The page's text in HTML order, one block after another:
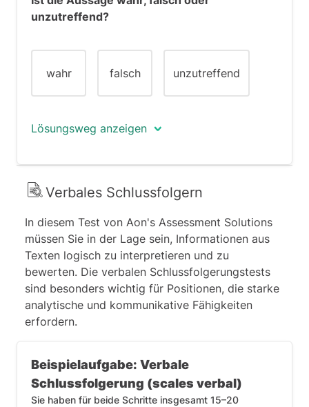
unzutreffend?
wahr falsch unzutreffend
Lösungsweg anzeigen
Umsatz tatsächlich im 1. Geschäftsjahr
Quartal bis zum Jahresende auf 3,55
Mio. Euro (4. Quartal) gestiegen ist. In
der Aussage ist von drei weiteren Jahren
die Rede. Die Grafik zeigt allerdings nur
zwei weitere Jahre an (blaue und grüne
Linie). Während dieser beiden Jahre
setzte sich der Trend zwar fort, es kann
jedoch nicht vorausgesetzt werden,
Geschäftsjahr der Fall war. Die
Informationen sind unzureichend.
Verbales Schlussfolgern
In diesem Test von Aon's Assessment Solutions
müssen Sie in der Lage sein, Informationen aus
Texten logisch zu interpretieren und zu
bewerten. Die verbalen Schlussfolgerungstests
sind besonders wichtig für Positionen, die starke
analytische und kommunikative Fähigkeiten
erfordern.
Beispielaufgabe: Verbale
Schlussfolgerung (scales verbal)
Sie haben für beide Schritte insgesamt 15–20